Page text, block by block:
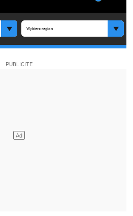
Wybierz region